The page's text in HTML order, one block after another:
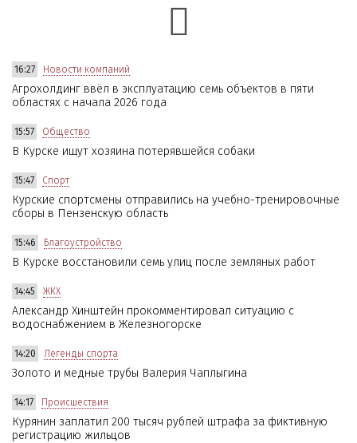
16:27 Новости компаний
Агрохолдинг ввёл в эксплуатацию семь объектов в пяти
областях с начала 2026 года
15:57 Общество
В Курске ищут хозяина потерявшейся собаки
15:47 Спорт
Курские спортсмены отправились на учебно-тренировочные
сборы в Пензенскую область
15:46 Благоустройство
В Курске восстановили семь улиц после земляных работ
14:45 ЖКХ
Александр Хинштейн прокомментировал ситуацию с
водоснабжением в Железногорске
14:20 Легенды спорта
Золото и медные трубы Валерия Чаплыгина
14:17 Происшествия
Курянин заплатил 200 тысяч рублей штрафа за фиктивную
регистрацию жильцов